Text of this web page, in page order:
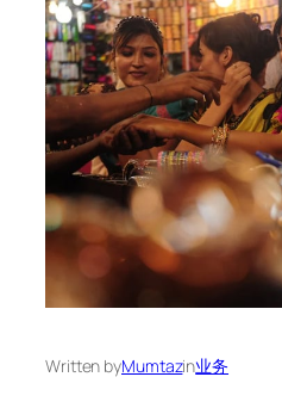
Written byMumtazin业务